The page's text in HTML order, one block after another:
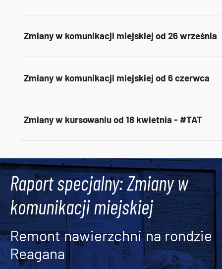
Zmiany w komunikacji miejskiej od 26 września
Zmiany w komunikacji miejskiej od 6 czerwca
Zmiany w kursowaniu od 18 kwietnia - #TAT
Raport specjalny: Zmiany w
komunikacji miejskiej
Remont nawierzchni na rondzie
Reagana